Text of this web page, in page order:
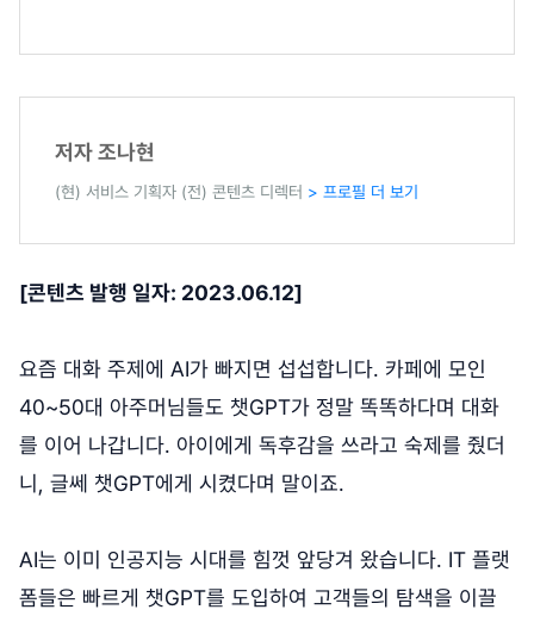
저자 조나현
(현) 서비스 기획자 (전) 콘텐츠 디렉터 > 프로필 더 보기
[콘텐츠 발행 일자: 2023.06.12]
요즘 대화 주제에 AI가 빠지면 섭섭합니다. 카페에 모인
40~50대 아주머님들도 챗GPT가 정말 똑똑하다며 대화
를 이어 나갑니다. 아이에게 독후감을 쓰라고 숙제를 줬더
니, 글쎄 챗GPT에게 시켰다며 말이죠.
AI는 이미 인공지능 시대를 힘껏 앞당겨 왔습니다. IT 플랫
폼들은 빠르게 챗GPT를 도입하여 고객들의 탐색을 이끌